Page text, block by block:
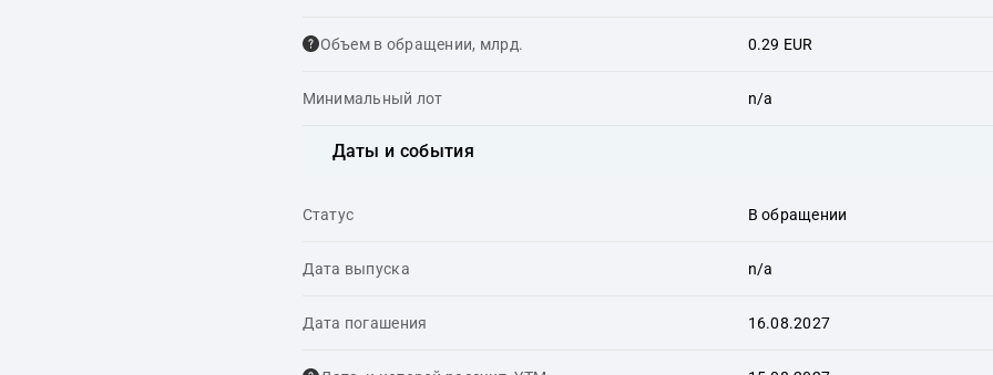
Объем в обращении, млрд. 0.29 EUR
Минимальный лот n/a
Даты и события
Статус В обращении
Дата выпуска n/a
Дата погашения 16.08.2027